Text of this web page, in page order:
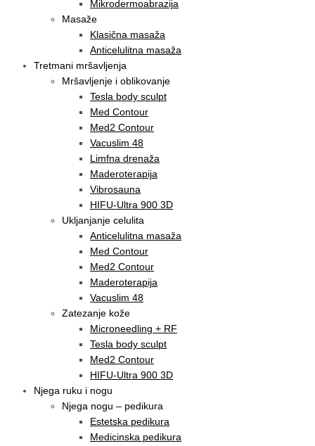
Mikrodermoabrazija
Masaže
Klasična masaža
Anticelulitna masaža
Tretmani mršavljenja
Mršavljenje i oblikovanje
Tesla body sculpt
Med Contour
Med2 Contour
Vacuslim 48
Limfna drenaža
Maderoterapija
Vibrosauna
HIFU-Ultra 900 3D
Ukljanjanje celulita
Anticelulitna masaža
Med Contour
Med2 Contour
Maderoterapija
Vacuslim 48
Zatezanje kože
Microneedling + RF
Tesla body sculpt
Med2 Contour
HIFU-Ultra 900 3D
Njega ruku i nogu
Njega nogu – pedikura
Estetska pedikura
Medicinska pedikura